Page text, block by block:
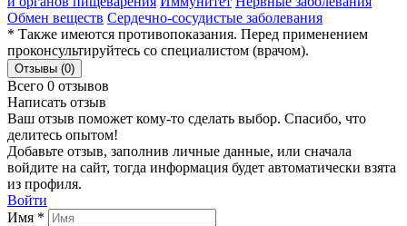
Обмен веществ Сердечно-сосудистые заболевания
* Также имеются противопоказания. Перед применением
проконсультируйтесь со специалистом (врачом).
Отзывы (0)
Всего 0 отзывов
Написать отзыв
Ваш отзыв поможет кому-то сделать выбор. Спасибо, что
делитесь опытом!
Добавьте отзыв, заполнив личные данные, или сначала
войдите на сайт, тогда информация будет автоматически взята
из профиля.
Войти
Имя *